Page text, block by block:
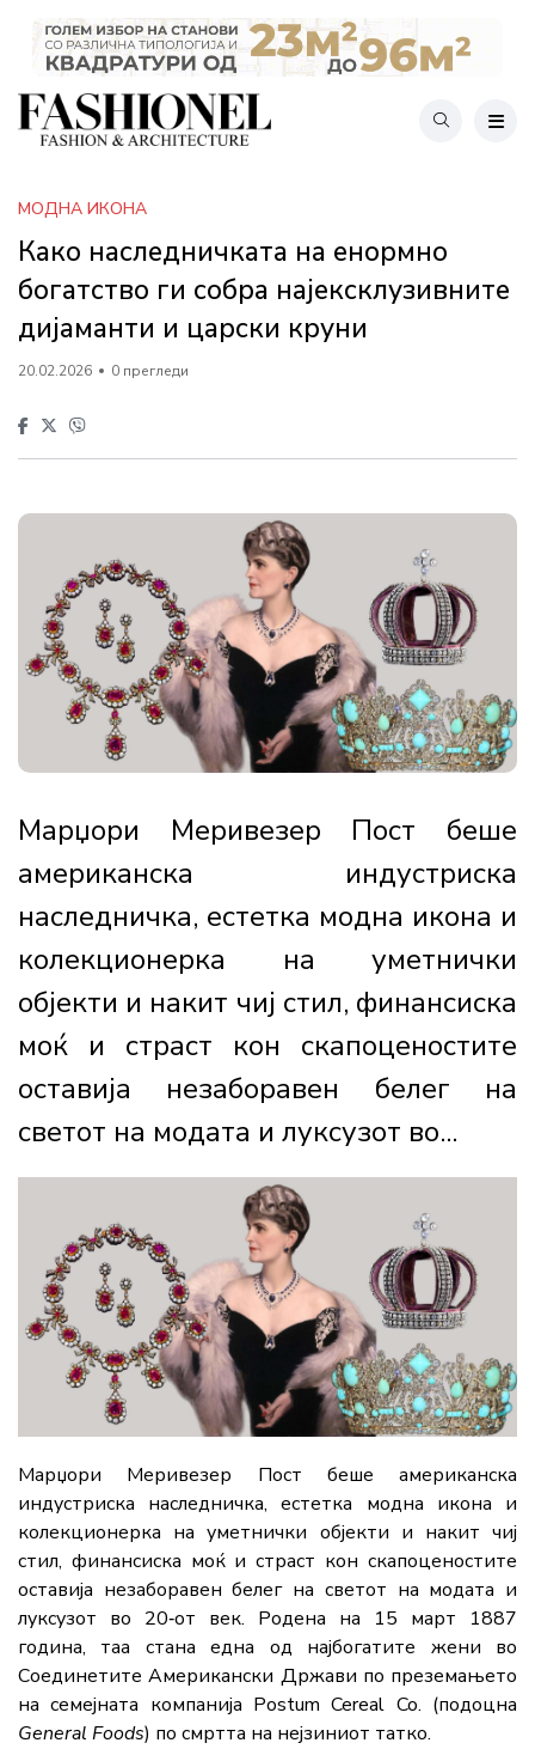
МОДНА ИКОНА
Како наследничката на енормно
богатство ги собра најексклузивните
дијаманти и царски круни
20.02.2026 0 прегледи
Марџори Меривезер Пост беше
американска индустриска
наследничка, естетка модна икона и
колекционерка на уметнички
објекти и накит чиј стил, финансиска
моќ и страст кон скапоценостите
оставија незаборавен белег на
светот на модата и луксузот во...
Марџори Меривезер Пост беше американска
индустриска наследничка, естетка модна икона и
колекционерка на уметнички објекти и накит чиј
стил, финансиска моќ и страст кон скапоценостите
оставија незаборавен белег на светот на модата и
луксузот во 20‑от век. Родена на 15 март 1887
година, таа стана една од најбогатите жени во
Соединетите Американски Држави по преземањето
на семејната компанија Postum Cereal Co. (подоцна
General Foods) по смртта на нејзиниот татко.